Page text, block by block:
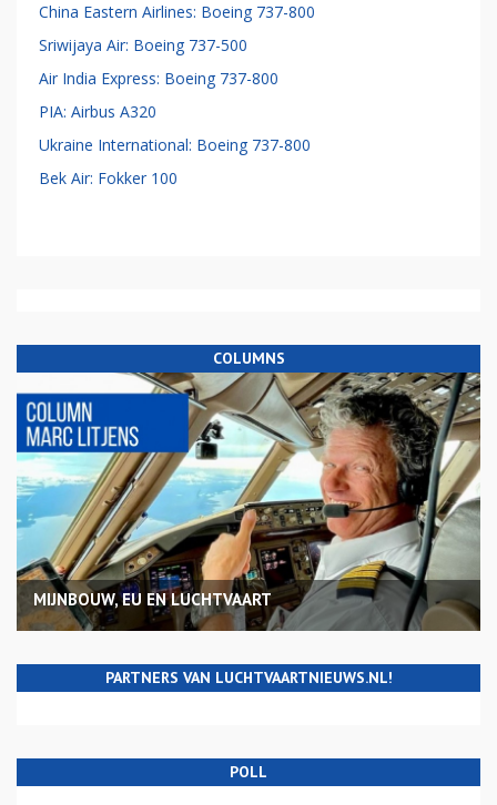
China Eastern Airlines: Boeing 737-800
Sriwijaya Air: Boeing 737-500
Air India Express: Boeing 737-800
PIA: Airbus A320
Ukraine International: Boeing 737-800
Bek Air: Fokker 100
COLUMNS
MIJNBOUW, EU EN LUCHTVAART
PARTNERS VAN LUCHTVAARTNIEUWS.NL!
POLL